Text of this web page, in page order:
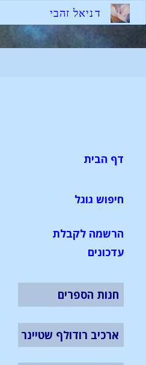
דניאל זהבי
דף הבית
חיפוש גוגל
הרשמה לקבלת
עדכונים
חנות הספרים
ארכיב רודולף שטיינר